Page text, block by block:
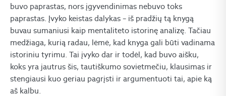
buvo paprastas, nors įgyvendinimas nebuvo toks
paprastas. Įvyko keistas dalykas – iš pradžių tą knygą
buvau sumaniusi kaip mentaliteto istorinę analizę. Tačiau
medžiaga, kurią radau, lėmė, kad knyga gali būti vadinama
istoriniu tyrimu. Tai įvyko dar ir todėl, kad buvo aišku,
koks yra jautrus šis, tautiškumo sovietmečiu, klausimas ir
stengiausi kuo geriau pagrįsti ir argumentuoti tai, apie ką
aš kalbu.